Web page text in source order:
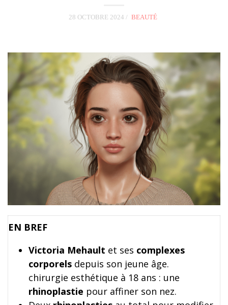
n
28 OCTOBRE 2024 BEAUTÉ
EN BREF
Victoria Mehault et ses complexes
corporels depuis son jeune âge.
chirurgie esthétique à 18 ans : une
rhinoplastie pour affiner son nez.